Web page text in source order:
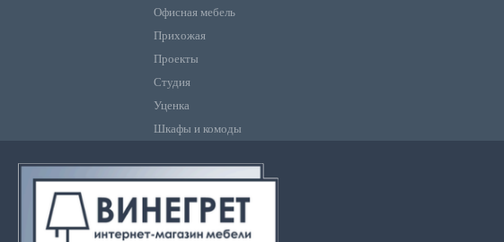
Офисная мебель
Прихожая
Проекты
Студия
Уценка
Шкафы и комоды